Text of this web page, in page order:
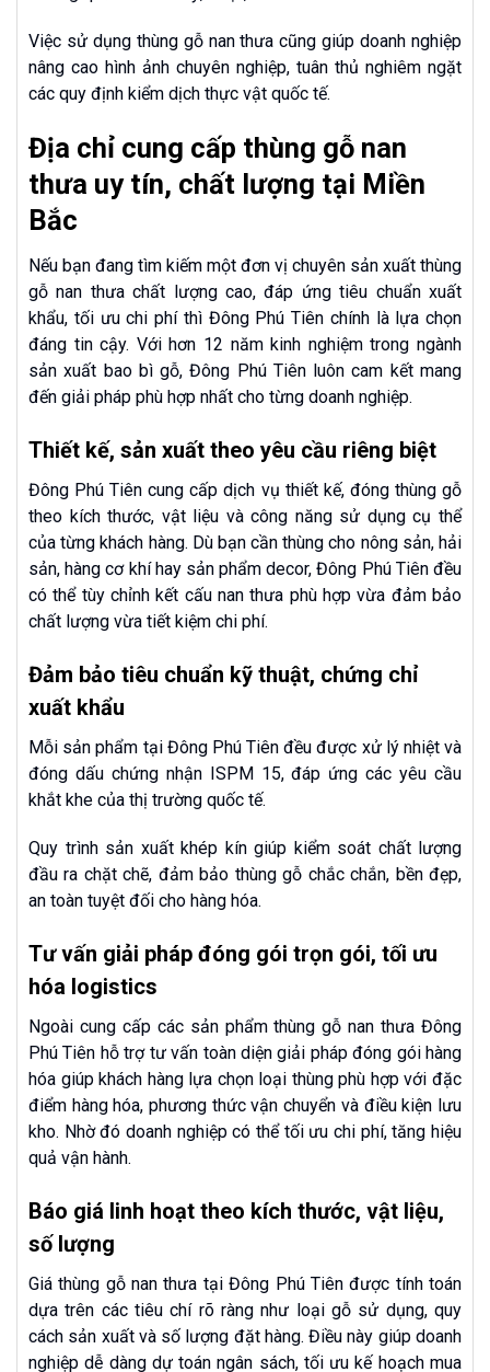
Việc sử dụng thùng gỗ nan thưa cũng giúp doanh nghiệp
nâng cao hình ảnh chuyên nghiệp, tuân thủ nghiêm ngặt
các quy định kiểm dịch thực vật quốc tế.
Địa chỉ cung cấp thùng gỗ nan
thưa uy tín, chất lượng tại Miền
Bắc
Nếu bạn đang tìm kiếm một đơn vị chuyên sản xuất thùng
gỗ nan thưa chất lượng cao, đáp ứng tiêu chuẩn xuất
khẩu, tối ưu chi phí thì Đông Phú Tiên chính là lựa chọn
đáng tin cậy. Với hơn 12 năm kinh nghiệm trong ngành
sản xuất bao bì gỗ, Đông Phú Tiên luôn cam kết mang
đến giải pháp phù hợp nhất cho từng doanh nghiệp.
Thiết kế, sản xuất theo yêu cầu riêng biệt
Đông Phú Tiên cung cấp dịch vụ thiết kế, đóng thùng gỗ
theo kích thước, vật liệu và công năng sử dụng cụ thể
của từng khách hàng. Dù bạn cần thùng cho nông sản, hải
sản, hàng cơ khí hay sản phẩm decor, Đông Phú Tiên đều
có thể tùy chỉnh kết cấu nan thưa phù hợp vừa đảm bảo
chất lượng vừa tiết kiệm chi phí.
Đảm bảo tiêu chuẩn kỹ thuật, chứng chỉ
xuất khẩu
Mỗi sản phẩm tại Đông Phú Tiên đều được xử lý nhiệt và
đóng dấu chứng nhận ISPM 15, đáp ứng các yêu cầu
khắt khe của thị trường quốc tế.
Quy trình sản xuất khép kín giúp kiểm soát chất lượng
đầu ra chặt chẽ, đảm bảo thùng gỗ chắc chắn, bền đẹp,
an toàn tuyệt đối cho hàng hóa.
Tư vấn giải pháp đóng gói trọn gói, tối ưu
hóa logistics
Ngoài cung cấp các sản phẩm thùng gỗ nan thưa Đông
Phú Tiên hỗ trợ tư vấn toàn diện giải pháp đóng gói hàng
hóa giúp khách hàng lựa chọn loại thùng phù hợp với đặc
điểm hàng hóa, phương thức vận chuyển và điều kiện lưu
kho. Nhờ đó doanh nghiệp có thể tối ưu chi phí, tăng hiệu
quả vận hành.
Báo giá linh hoạt theo kích thước, vật liệu,
số lượng
Giá thùng gỗ nan thưa tại Đông Phú Tiên được tính toán
dựa trên các tiêu chí rõ ràng như loại gỗ sử dụng, quy
cách sản xuất và số lượng đặt hàng. Điều này giúp doanh
nghiệp dễ dàng dự toán ngân sách, tối ưu kế hoạch mua